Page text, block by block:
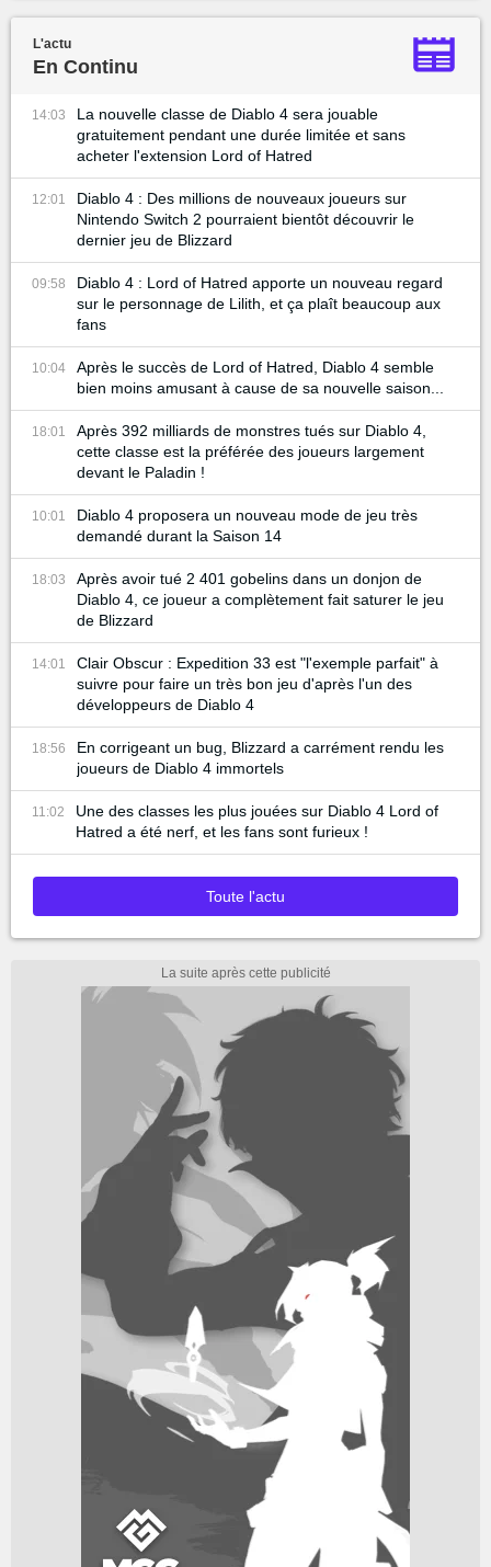
L'actu
En Continu
14:03
La nouvelle classe de Diablo 4 sera jouable
gratuitement pendant une durée limitée et sans
acheter l'extension Lord of Hatred
12:01
Diablo 4 : Des millions de nouveaux joueurs sur
Nintendo Switch 2 pourraient bientôt découvrir le
dernier jeu de Blizzard
09:58
Diablo 4 : Lord of Hatred apporte un nouveau regard
sur le personnage de Lilith, et ça plaît beaucoup aux
fans
10:04
Après le succès de Lord of Hatred, Diablo 4 semble
bien moins amusant à cause de sa nouvelle saison...
18:01
Après 392 milliards de monstres tués sur Diablo 4,
cette classe est la préférée des joueurs largement
devant le Paladin !
10:01
Diablo 4 proposera un nouveau mode de jeu très
demandé durant la Saison 14
18:03
Après avoir tué 2 401 gobelins dans un donjon de
Diablo 4, ce joueur a complètement fait saturer le jeu
de Blizzard
14:01
Clair Obscur : Expedition 33 est "l'exemple parfait" à
suivre pour faire un très bon jeu d'après l'un des
développeurs de Diablo 4
18:56
En corrigeant un bug, Blizzard a carrément rendu les
joueurs de Diablo 4 immortels
11:02
Une des classes les plus jouées sur Diablo 4 Lord of
Hatred a été nerf, et les fans sont furieux !
Toute l'actu